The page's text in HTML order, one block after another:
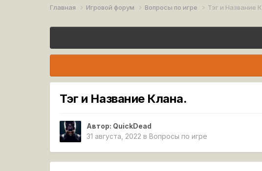
Главная Игровой форум Вопросы по игре Тэг и Название
Тэг и Название Клана.
Автор: QuickDead
31 августа, 2022 в Вопросы по игре